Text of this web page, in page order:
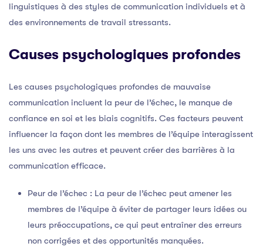
linguistiques à des styles de communication individuels et à
des environnements de travail stressants.
Causes psychologiques profondes
Les causes psychologiques profondes de mauvaise
communication incluent la peur de l’échec, le manque de
confiance en soi et les biais cognitifs. Ces facteurs peuvent
influencer la façon dont les membres de l’équipe interagissent
les uns avec les autres et peuvent créer des barrières à la
communication efficace.
Peur de l’échec : La peur de l’échec peut amener les
membres de l’équipe à éviter de partager leurs idées ou
leurs préoccupations, ce qui peut entraîner des erreurs
non corrigées et des opportunités manquées.